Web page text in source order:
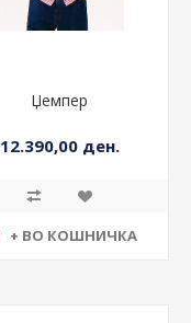
Џемпер
12.390,00 ден.
+ ВО КОШНИЧКА